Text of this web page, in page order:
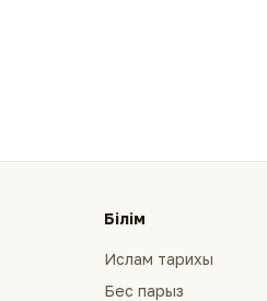
Білім
Ислам тарихы
Бес парыз